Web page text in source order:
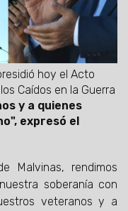
hoy el Acto
Caídos en la Guerra
y a quienes
expresó el
Malvinas, rendimos
soberanía con
veteranos y a